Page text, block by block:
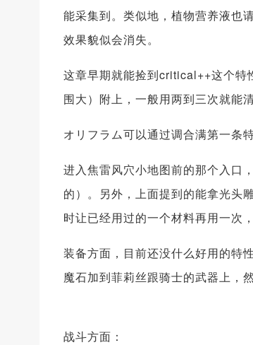
能采集到。类似地，植物营养液也
效果貌似会消失。
这章早期就能捡到critical++这个特
围大）附上，一般用两到三次就能
オリフラム可以通过调合满第一条
进入焦雷风穴小地图前的那个入口
的）。另外，上面提到的能拿光头
时让已经用过的一个材料再用一
装备方面，目前还没什么好用的特
魔石加到菲莉丝跟骑士的武器上，
战斗方面：